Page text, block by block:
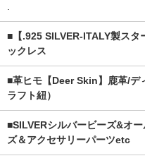
.
■【.925 SILVER-ITALY製スタ
ックレス
■革ヒモ【Deer Skin】鹿革/デ
ラフト紐）
■SILVERシルバービーズ&オ
ズ＆アクセサリーパーツetc